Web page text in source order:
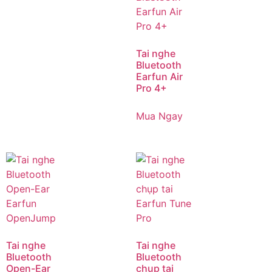
Thời lượng pin lên tới 4,5 giờ cho một lần
Thời lượng pin lên tới 6 giờ cho một lần sạc
khi tắt chức năng khử tiếng ồn.
hỗ trợ sạc USB-C và sạc không dây.
Tai nghe
Bluetooth
Earfun Air
Pro 4+
Mua Ngay
Tai nghe
Bluetooth
Open-Ear
Tai nghe
Bluetooth
chụp tai